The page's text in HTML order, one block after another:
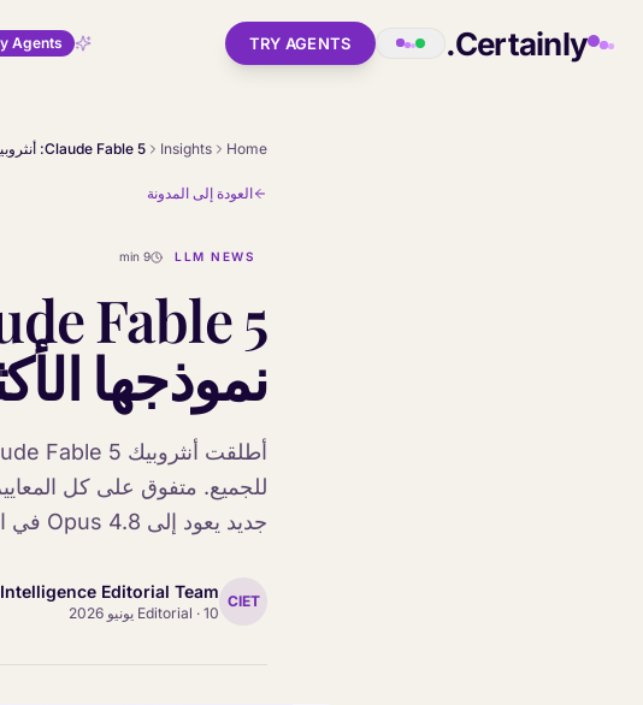
Certainly.
Agents TRY AGENTS
Home
Insights
العودة إلى المدونة
LLM NEWS
9 min
نموذجها
جديد يعود إلى Opus 4.8 في المواضيع الحساسة. إليك ما يحتاج قادة تجربة العملاء إلى معرفته.
CIET
Editorial Team
Editorial · 10 يونيو 2026